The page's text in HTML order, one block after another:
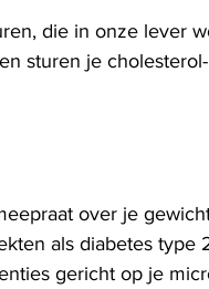
die in onze lever
sturen je
over je
als diabetes type
gericht op je